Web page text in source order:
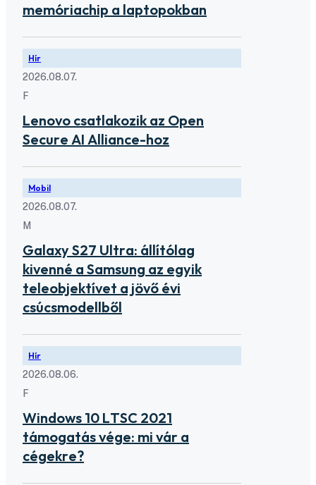
memóriachip a laptopokban
Hír
2026.08.07.
F
Lenovo csatlakozik az Open
Secure AI Alliance-hoz
Mobil
2026.08.07.
M
Galaxy S27 Ultra: állítólag
kivenné a Samsung az egyik
teleobjektívet a jövő évi
csúcsmodellből
Hír
2026.08.06.
F
Windows 10 LTSC 2021
támogatás vége: mi vár a
cégekre?